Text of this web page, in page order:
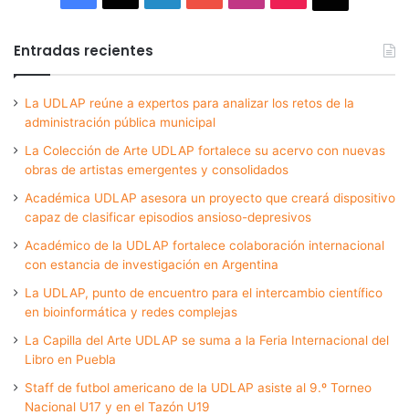
Entradas recientes
La UDLAP reúne a expertos para analizar los retos de la
administración pública municipal
La Colección de Arte UDLAP fortalece su acervo con nuevas
obras de artistas emergentes y consolidados
Académica UDLAP asesora un proyecto que creará dispositivo
capaz de clasificar episodios ansioso-depresivos
Académico de la UDLAP fortalece colaboración internacional
con estancia de investigación en Argentina
La UDLAP, punto de encuentro para el intercambio científico
en bioinformática y redes complejas
La Capilla del Arte UDLAP se suma a la Feria Internacional del
Libro en Puebla
Staff de futbol americano de la UDLAP asiste al 9.º Torneo
Nacional U17 y en el Tazón U19